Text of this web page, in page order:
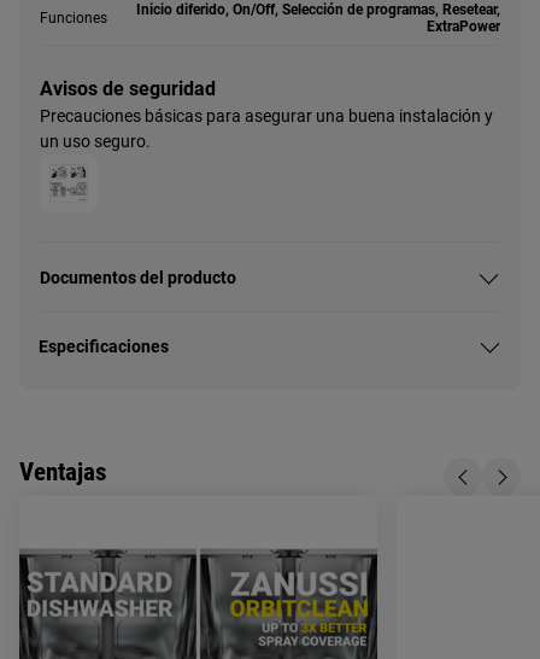
Funciones
Inicio diferido, On/Off, Selección de programas, Resetear,
ExtraPower
Avisos de seguridad
Precauciones básicas para asegurar una buena instalación y
un uso seguro.
Documentos del producto
Especificaciones
Ventajas